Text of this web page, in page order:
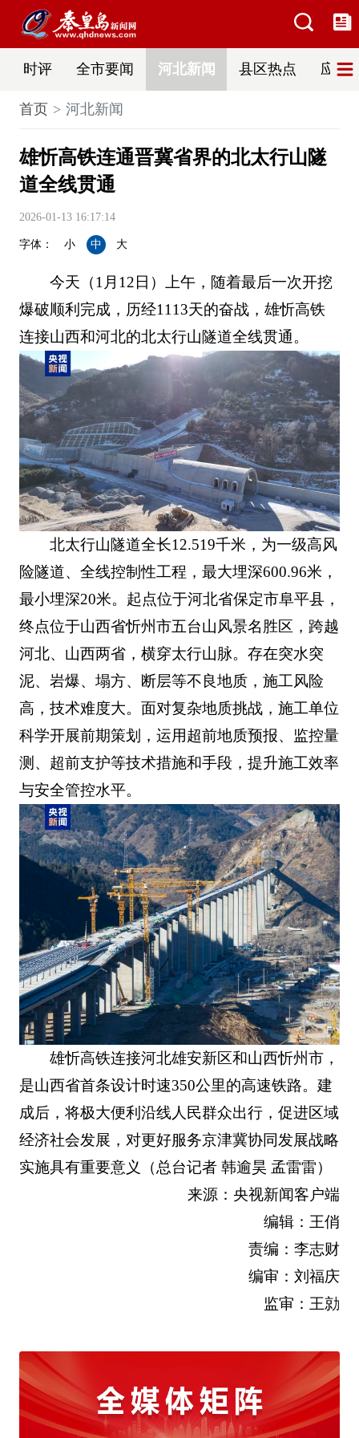
时评 全市要闻 河北新闻 县区热点 应急
首页 河北新闻
雄忻高铁连通晋冀省界的北太行山隧
道全线贯通
2026-01-13 16:17:14
字体： 小 中 大
今天（1月12日）上午，随着最后一次开挖
爆破顺利完成，历经1113天的奋战，雄忻高铁
连接山西和河北的北太行山隧道全线贯通。
北太行山隧道全长12.519千米，为一级高风
险隧道、全线控制性工程，最大埋深600.96米，
最小埋深20米。起点位于河北省保定市阜平县，
终点位于山西省忻州市五台山风景名胜区，跨越
河北、山西两省，横穿太行山脉。存在突水突
泥、岩爆、塌方、断层等不良地质，施工风险
高，技术难度大。面对复杂地质挑战，施工单位
科学开展前期策划，运用超前地质预报、监控量
测、超前支护等技术措施和手段，提升施工效率
与安全管控水平。
雄忻高铁连接河北雄安新区和山西忻州市，
是山西省首条设计时速350公里的高速铁路。建
成后，将极大便利沿线人民群众出行，促进区域
经济社会发展，对更好服务京津冀协同发展战略
实施具有重要意义（总台记者 韩逾昊 孟雷雷）
来源：央视新闻客户端
编辑：王俏
责编：李志财
编审：刘福庆
监审：王勍